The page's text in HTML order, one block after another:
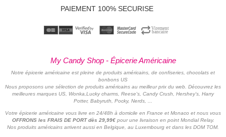
PAIEMENT 100% SECURISE
My Candy Shop - Épicerie Américaine
Notre épicerie américaine est pleine de produits américains, de confiseries, chocolats et
bonbons US
Nous proposons une sélection de produits américains au meilleur prix du web. Découvrez les
meilleures marques US, Wonka,Lucky charms, Reese's, Candy Crush, Hershey's, Harry
Potter, Babyruth, Pocky, Nerds, ...
Votre épicerie américaine vous livre en 24/48h à domicile en France et Monaco et nous vous
OFFRONS les FRAIS DE PORT dès 29,99€ pour une livraison en point Mondial Relay.
Nos produits américains arrivent aussi en Belgique, au Luxembourg et dans les DOM TOM.